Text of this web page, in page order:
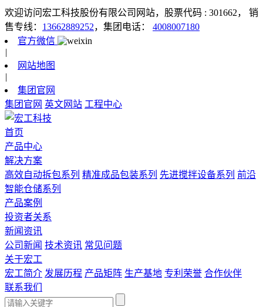
欢迎访问宏工科技股份有限公司网站，股票代码 : 301662，
销
售专线： 13662889252，集团电话： 4008007180
官方微信
|
网站地图
|
集团官网
集团官网 英文网站 工程中心
首页
产品中心
解决方案
高效自动拆包系列 精准成品包装系列 先进搅拌设备系列 前沿
智能仓储系列
产品案例
投资者关系
新闻资讯
公司新闻 技术资讯 常见问题
关于宏工
宏工简介 发展历程 产品矩阵 生产基地 专利荣誉 合作伙伴
联系我们